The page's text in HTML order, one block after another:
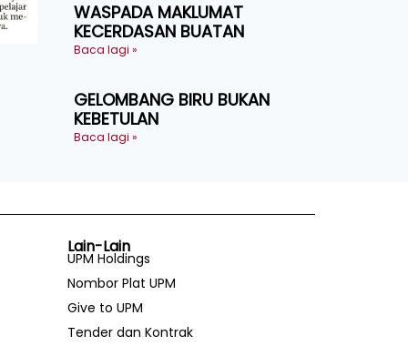
WASPADA MAKLUMAT
KECERDASAN BUATAN
Baca lagi »
GELOMBANG BIRU BUKAN
KEBETULAN
Baca lagi »
Lain-Lain
UPM Holdings
Nombor Plat UPM
Give to UPM
Tender dan Kontrak